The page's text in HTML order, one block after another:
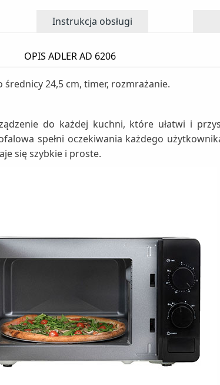
Instrukcja obsługi
OPIS ADLER AD 6206
24,5 cm, timer, rozmrażanie.
do każdej kuchni, które ułatwi i
spełni oczekiwania każdego
się szybkie i proste.